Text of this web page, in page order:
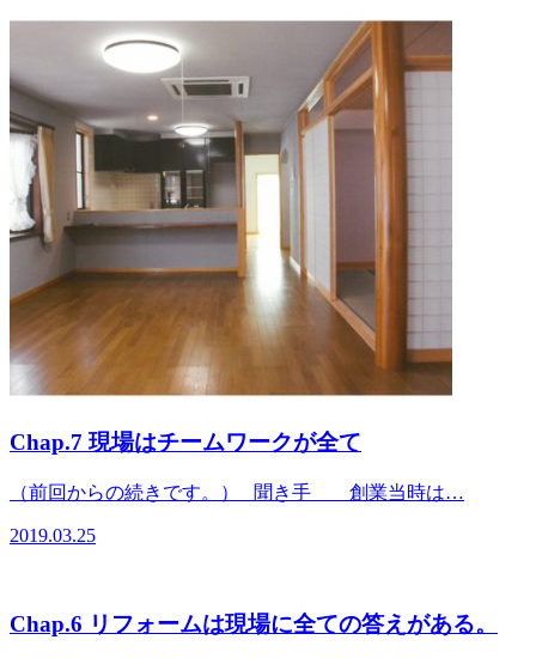
Chap.7 現場はチームワークが全て
（前回からの続きです。） 聞き手 創業当時は…
2019.03.25
Chap.6 リフォームは現場に全ての答えがある。